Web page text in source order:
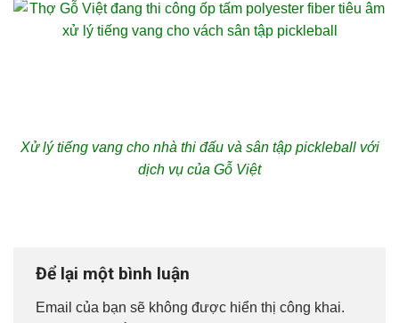
Xử lý tiếng vang cho nhà thi đấu và sân tập pickleball với
dịch vụ của Gỗ Việt
Để lại một bình luận
Email của bạn sẽ không được hiển thị công khai.